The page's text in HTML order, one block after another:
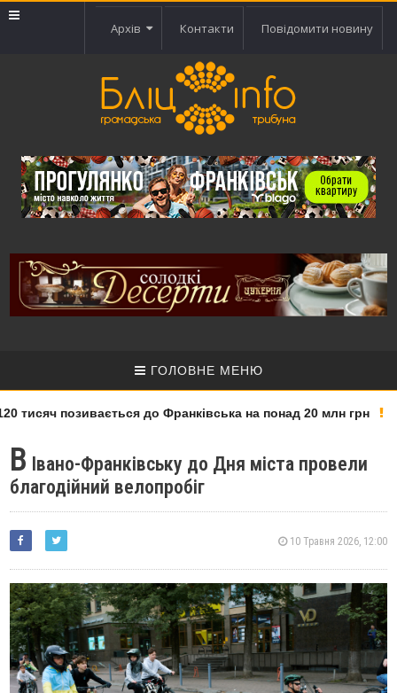
Архів Контакти Повідомити новину
ГОЛОВНЕ МЕНЮ
позивається до Франківська на понад 20 млн грн
В Івано-Франківську до Дня міста провели
благодійний велопробіг
10 Травня 2026, 12:00